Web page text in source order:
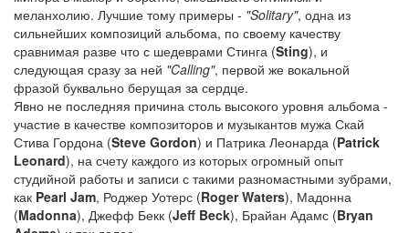
меланхолию. Лучшие тому примеры - "Solitary", одна из
сильнейших композиций альбома, по своему качеству
сравнимая разве что с шедеврами Стинга (Sting), и
следующая сразу за ней "Calling", первой же вокальной
фразой буквально берущая за сердце.
Явно не последняя причина столь высокого уровня альбома -
участие в качестве композиторов и музыкантов мужа Скай
Стива Гордона (Steve Gordon) и Патрика Леонарда (Patrick
Leonard), на счету каждого из которых огромный опыт
студийной работы и записи с такими разномастными зубрами,
как Pearl Jam, Роджер Уотерс (Roger Waters), Мадонна
(Madonna), Джефф Бекк (Jeff Beck), Брайан Адамс (Bryan